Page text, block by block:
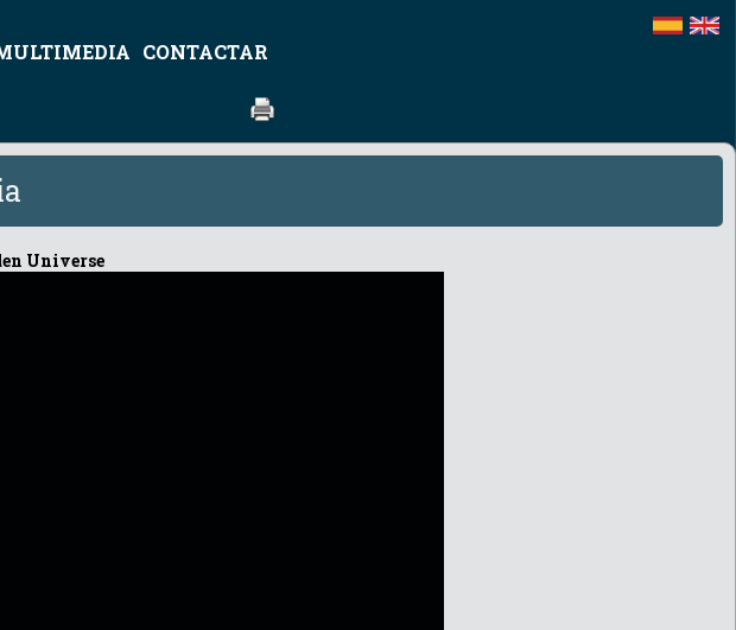
CONTACTAR
Universe